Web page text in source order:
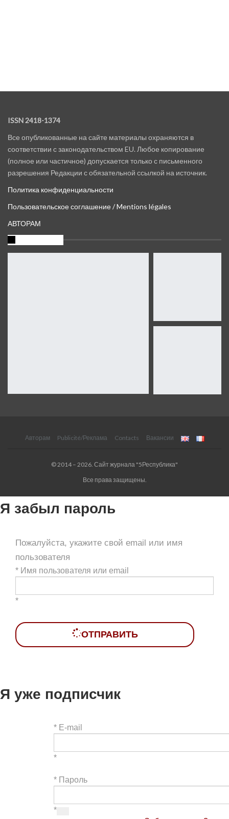
ISSN 2418-1374
Все опубликованные на сайте материалы охраняются в
соответствии с законодательством EU. Любое копирование
(полное или частичное) допускается только с письменного
разрешения Редакции с обязательной ссылкой на источник.
Политика конфиденциальности
Пользовательское соглашение / Mentions légales
АВТОРАМ
Авторам Publicité/Реклама Contacts Вакансии
© 2014 – 2026. Сайт журнала "5Республика"
Все права защищены.
Я забыл пароль
Пожалуйста, укажите свой email или имя
пользователя
* Имя пользователя или email
*
ОТПРАВИТЬ
Я уже подписчик
* E-mail
*
* Пароль
*